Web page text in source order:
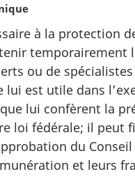
à la protection
temporairement
ou de
lui est utile dans
lui confèrent la
loi fédérale; il peut
du
et leurs